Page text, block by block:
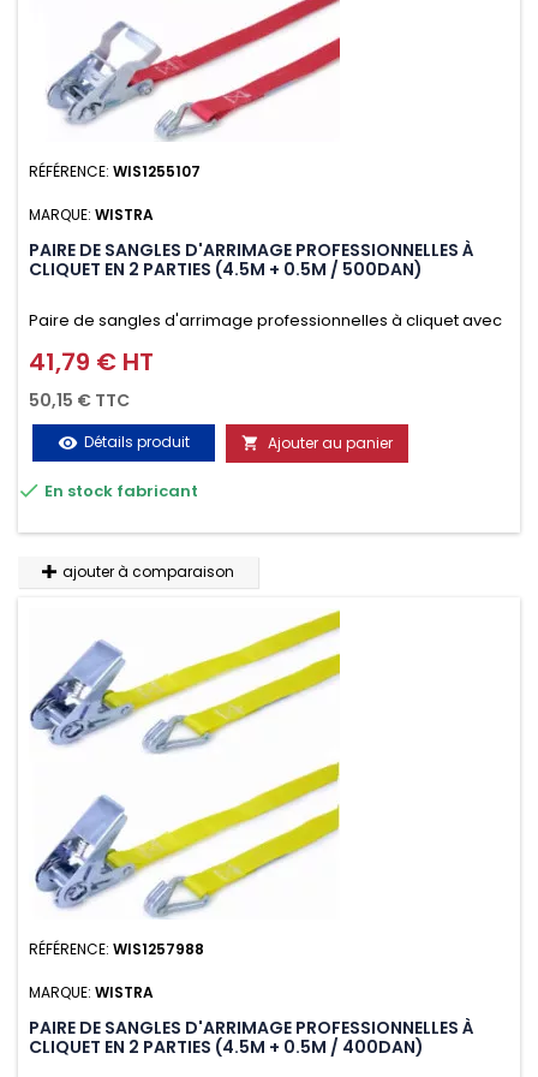
RÉFÉRENCE: WIS1255107
MARQUE: WISTRA
PAIRE DE SANGLES D'ARRIMAGE PROFESSIONNELLES À
CLIQUET EN 2 PARTIES (4.5M + 0.5M / 500DAN)
Paire de sangles d'arrimage professionnelles à cliquet avec
crochet en 2 parties (4.5M + 0.5M / 500daN), simple et rapide
d'utilisation. Permet d'arrimer et de sécuriser vos
chargements pendant le transport. Matière polyester très
résistante aux UV et aux variations de températures,
n'absorbe pas l'eau.
Prix
41,79 € HT
50,15 € TTC
visibility Détails produit  Ajouter au panier
 En stock fabricant
ajouter à comparaison
RÉFÉRENCE: WIS1257988
MARQUE: WISTRA
PAIRE DE SANGLES D'ARRIMAGE PROFESSIONNELLES À
CLIQUET EN 2 PARTIES (4.5M + 0.5M / 400DAN)